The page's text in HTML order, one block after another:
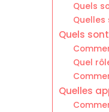
Quels
Quels
Quel
Quelles